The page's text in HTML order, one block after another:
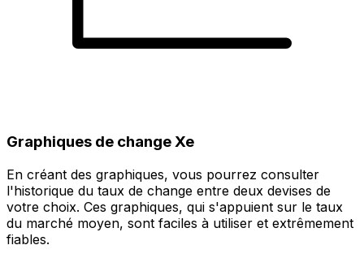
Graphiques de change Xe
En créant des graphiques, vous pourrez consulter
l'historique du taux de change entre deux devises de
votre choix. Ces graphiques, qui s'appuient sur le taux
du marché moyen, sont faciles à utiliser et extrêmement
fiables.